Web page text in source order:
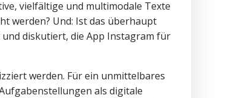
vielfältige und multimodale Texte
werden? Und: Ist das überhaupt
diskutiert, die App Instagram für
werden. Für ein unmittelbares
als digitale